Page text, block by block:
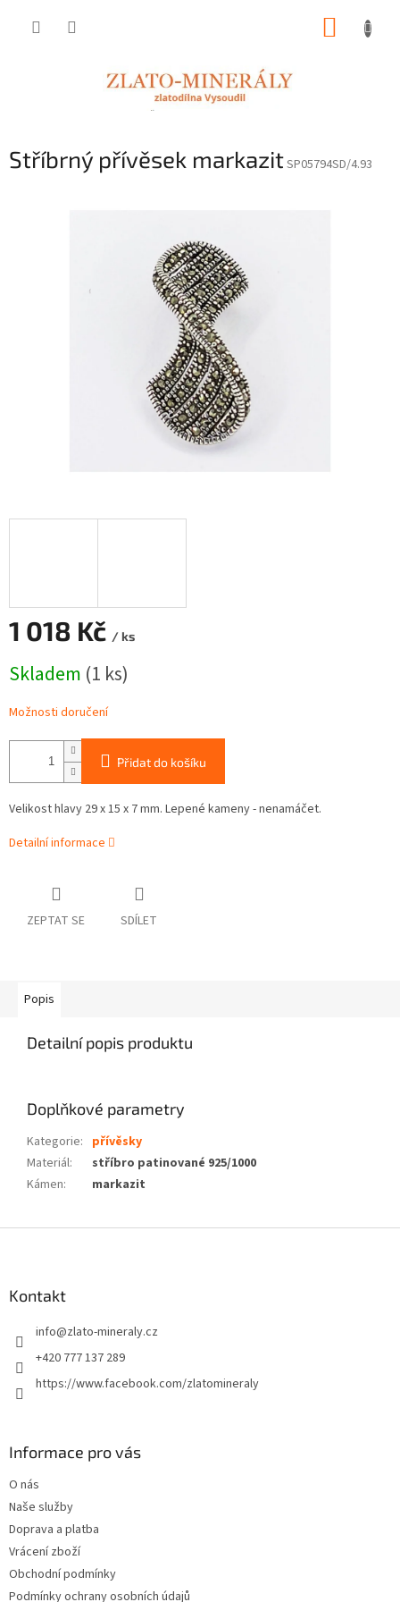
Stříbrný přívěsek markazitSP05794SD/4.93
1 018 Kč / ks
cena:
Skladem (1 ks)
Možnosti doručení
Přidat do košíku
Velikost hlavy 29 x 15 x 7 mm. Lepené kameny - nenamáčet.
Detailní informace
ZEPTAT SE SDÍLET
Popis
Detailní popis produktu
Doplňkové parametry
Kategorie: přívěsky
Materiál:
stříbro patinované 925/1000
Kámen: markazit
Kontakt
info@zlato-mineraly.cz
+420 777 137 289
https://www.facebook.com/zlatomineraly
Informace pro vás
O nás
Naše služby
Doprava a platba
Vrácení zboží
Obchodní podmínky
Podmínky ochrany osobních údajů